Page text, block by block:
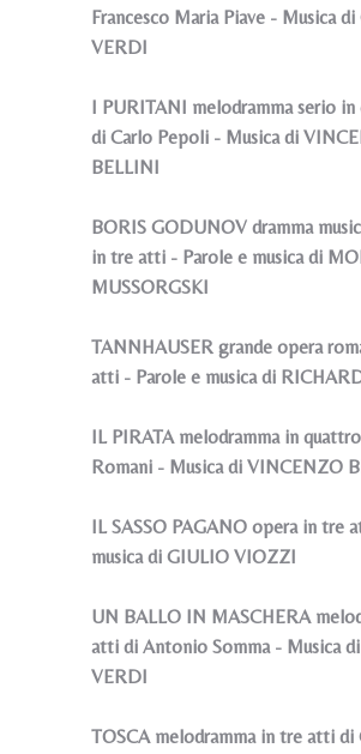
Francesco Maria Piave - Musica di
VERDI
I PURITANI melodramma serio
di Carlo Pepoli - Musica di
BELLINI
BORIS GODUNOV dramma
in tre atti - Parole e musica di
MUSSORGSKI
TANNHAUSER grande opera
atti - Parole e musica di
IL PIRATA melodramma in
Romani - Musica di VINCENZO
IL SASSO PAGANO opera in tre
musica di GIULIO VIOZZI
UN BALLO IN MASCHERA
atti di Antonio Somma - Musica di
VERDI
TOSCA melodramma in tre atti di